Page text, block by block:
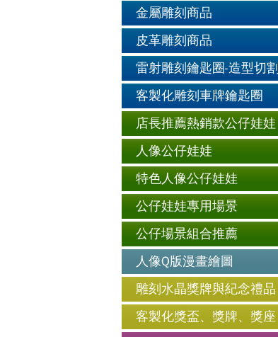
金屬雕刻商品
皮革雕刻商品
雷射雕刻鑰匙圈-造型切割
客製化雕刻車牌鑰匙圈
店長推薦熱銷款公仔娃娃
人像公仔娃娃
特色人像公仔娃娃
公仔娃娃專用場景
公仔場景組合推薦
人像Q版漫畫繪圖
雕刻水晶獎牌與紀念禮品
客製化獎盃、獎牌、獎座